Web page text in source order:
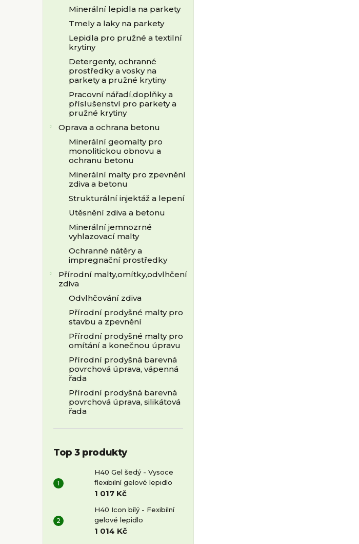
Minerální lepidla na parkety
Tmely a laky na parkety
Lepidla pro pružné a textilní
krytiny
Detergenty, ochranné
prostředky a vosky na
parkety a pružné krytiny
Pracovní nářadí,doplňky a
příslušenství pro parkety a
pružné krytiny
Oprava a ochrana betonu
Minerální geomalty pro
monolitickou obnovu a
ochranu betonu
Minerální malty pro zpevnění
zdiva a betonu
Strukturální injektáž a lepení
Utěsnění zdiva a betonu
Minerální jemnozrné
vyhlazovací malty
Ochranné nátěry a
impregnační prostředky
Přírodní malty,omítky,odvlhčení
zdiva
Odvlhčování zdiva
Přírodní prodyšné malty pro
stavbu a zpevnění
Přírodní prodyšné malty pro
omítání a konečnou úpravu
Přírodní prodyšná barevná
povrchová úprava, vápenná
řada
Přírodní prodyšná barevná
povrchová úprava, silikátová
řada
Top 3 produkty
H40 Gel šedý - Vysoce
flexibilní gelové lepidlo
1 017 Kč
H40 Icon bílý - Fexibilní
gelové lepidlo
1 014 Kč